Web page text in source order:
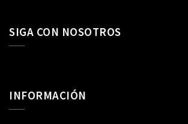
SIGA CON NOSOTROS
INFORMACIÓN